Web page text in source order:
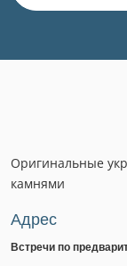
Оригинальные
камнями
Адрес
Встречи по